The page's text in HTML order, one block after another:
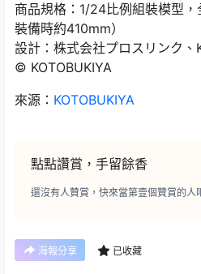
商品規格：1/24比例組裝模型
裝備時約410mm）
設計：株式会社プロスリンク、
© KOTOBUKIYA
來源： KOTOBUKIYA
點點讚賞，手留餘香
還沒有人贊賞，快來當第壹個贊賞的人
海報分享 已收藏